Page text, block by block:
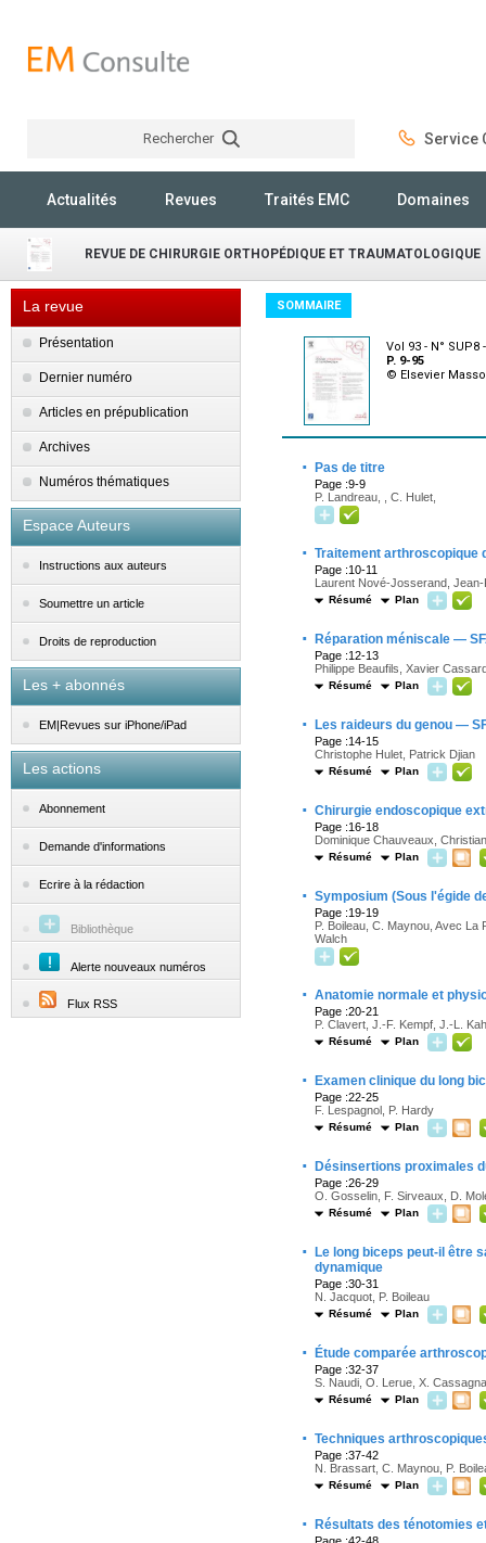
Rechercher Service
Actualités Revues Traités EMC Domaines
REVUE DE CHIRURGIE ORTHOPÉDIQUE ET TRAUMATOLOGIQUE
La revue
Présentation
Dernier numéro
Articles en prépublication
Archives
Numéros thématiques
Espace Auteurs
Instructions aux auteurs
Soumettre un article
Droits de reproduction
Les + abonnés
EM|Revues sur iPhone/iPad
Les actions
Abonnement
Demande d'informations
Ecrire à la rédaction
Bibliothèque
Alerte nouveaux numéros
Flux RSS
SOMMAIRE
Vol 93 - N°
P. 9-95
© Elsevier
· Pas de titre
Page :9-9
P. Landreau, , C. Hulet,
· Traitement arthroscopique
Page :10-11
Laurent Nové-Josserand,
Résumé Plan
· Réparation méniscale —
Page :12-13
Philippe Beaufils, Xavier
Résumé Plan
· Les raideurs du genou —
Page :14-15
Christophe Hulet, Patrick Djian
Résumé Plan
· Chirurgie endoscopique
Page :16-18
Dominique Chauveaux,
Résumé Plan
· Symposium (Sous l'égide
Page :19-19
P. Boileau, C. Maynou, Avec
Walch
· Anatomie normale et
Page :20-21
P. Clavert, J.-F. Kempf, J.-L.
Résumé Plan
· Examen clinique du long
Page :22-25
F. Lespagnol, P. Hardy
Résumé Plan
· Désinsertions proximales
Page :26-29
O. Gosselin, F. Sirveaux, D.
Résumé Plan
·
Le long biceps peut-il être
dynamique
Page :30-31
N. Jacquot, P. Boileau
Résumé Plan
· Étude comparée
Page :32-37
S. Naudi, O. Lerue, X.
Résumé Plan
· Techniques
Page :37-42
N. Brassart, C. Maynou, P.
Résumé Plan
· Résultats des ténotomies